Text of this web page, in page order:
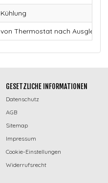
Kühlung
von Thermostat nach
GESETZLICHE INFORMATIONEN
Datenschutz
AGB
Sitemap
Impressum
Cookie-Einstellungen
Widerrufsrecht